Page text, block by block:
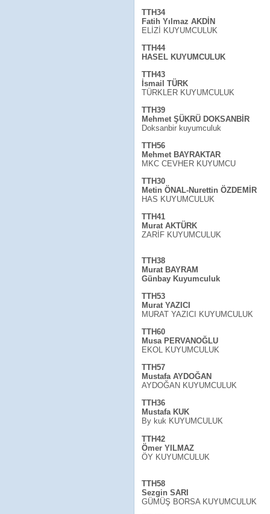
TTH34
Fatih Yılmaz AKDİN
ELİZİ KUYUMCULUK
TTH44
HASEL KUYUMCULUK
TTH43
İsmail TÜRK
TÜRKLER KUYUMCULUK
TTH39
Mehmet ŞÜKRÜ DOKSANBİR
Doksanbir kuyumculuk
TTH56
Mehmet BAYRAKTAR
MKC CEVHER KUYUMCU
TTH30
Metin ÖNAL-Nurettin ÖZDEMİR
HAS KUYUMCULUK
TTH41
Murat AKTÜRK
ZARİF KUYUMCULUK
TTH38
Murat BAYRAM
Günbay Kuyumculuk
TTH53
Murat YAZICI
MURAT YAZICI KUYUMCULUK
TTH60
Musa PERVANOĞLU
EKOL KUYUMCULUK
TTH57
Mustafa AYDOĞAN
AYDOĞAN KUYUMCULUK
TTH36
Mustafa KUK
By kuk KUYUMCULUK
TTH42
Ömer YILMAZ
ÖY KUYUMCULUK
TTH58
Sezgin SARI
GÜMÜŞ BORSA KUYUMCULUK